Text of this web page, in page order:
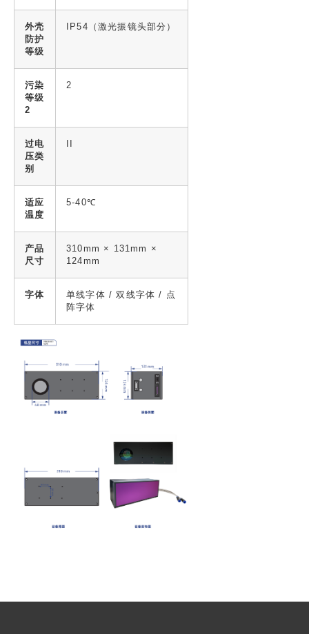
外壳
防护
等级
IP54（激光振镜头部分）
污染
等级
2
2
过电
压类
别
适应
温度
5-40℃
产品
尺寸
310mm × 131mm ×
124mm
字体
单线字体 / 双线字体 / 点
阵字体